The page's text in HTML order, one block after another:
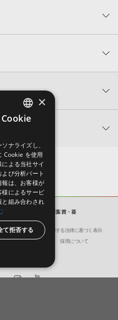
速度を遅くしたり速くしたりする
ことが可能です。
抑揚調整画面
抑揚調整を高くしたり低くしたり
することで、感情の込め方を表現
することができます。「0.00」か
ら「2.00」までの変化をつけるこ
が変わります。
然に聞こえるように音声素片をつ
声合成技術です。
64以上のプロセッサ(Core 2
容量が必要
時に、別途システムドライブに空
以上
0%
品・返金はお受け付け致しかねます。
声優「立花理香」の声を元に制
VOICEROID+ 京町セイカ EX
¥8,778
ル VOICEROID+ 琴葉 茜・葵
組み
特定商取引に関する法律に基づく表示
人情報の保護について 採用について
ENGLISH
×
Cookie
ナライズし、
Cookie を使用
よる当社サイ
び分析パート
は、お客様が
によるサービ
組み合わされ
て拒否する